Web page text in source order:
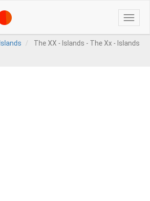
Toggle
The XX - Islands - The Xx - Islands